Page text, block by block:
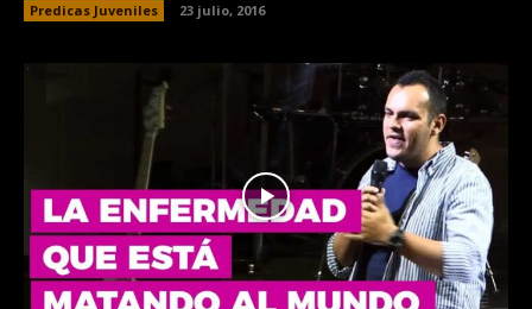
Predicas Juveniles 23 julio, 2016